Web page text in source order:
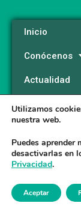
Inicio
Conócenos
Actualidad
Programa
Aviso
Utilizamos
nuestra web.
Puedes aprender
desactivarlas en
Privacidad.
Aceptar